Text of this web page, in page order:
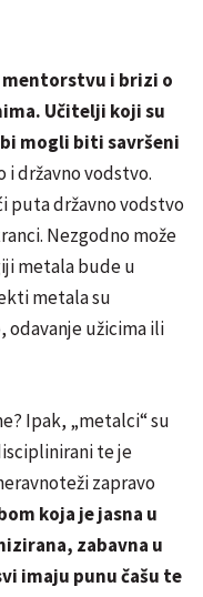
i brizi o
Učitelji koji su
mogli biti savršeni
i državno vodstvo.
puta državno vodstvo
Nezgodno može
metala bude u
metala su
odavanje užicima ili
Ipak, „metalci“ su
te je
zapravo
koja je jasna u
zabavna u
imaju punu čašu te